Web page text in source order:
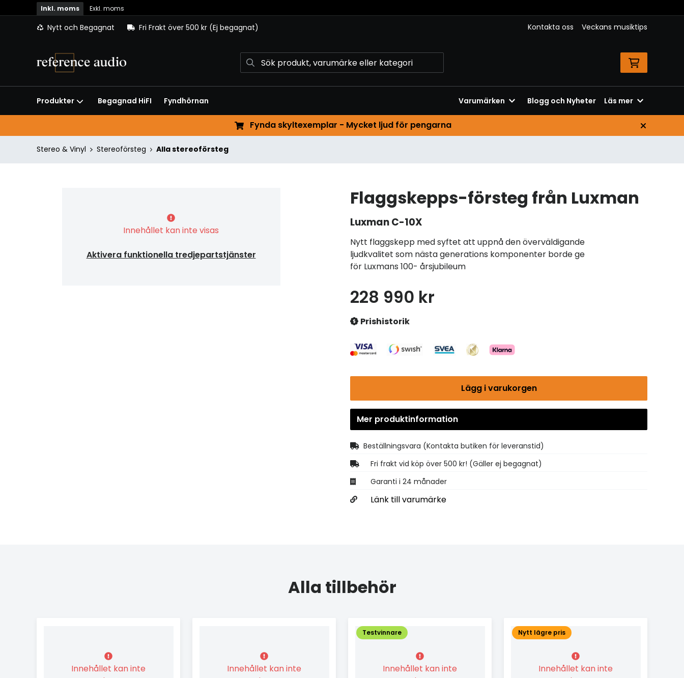
Inkl. moms Exkl. moms
Nytt och Begagnat Fri Frakt över 500 kr (Ej begagnat) Kontakta oss Veckans musiktips
Produkter Begagnad HiFI Fyndhörnan Varumärken Blogg och Nyheter Läs mer
Fynda skyltexemplar - Mycket ljud för pengarna
Stereo & Vinyl Stereoförsteg Alla stereoförsteg
Innehållet kan inte visas
Aktivera funktionella tredjepartstjänster
Flaggskepps-försteg från Luxman
LuxmanC-10X
Nytt flaggskepp med syftet att uppnå den överväldigande
ljudkvalitet som nästa generations komponenter borde ge
för Luxmans 100- årsjubileum
228 990 kr
Prishistorik
Lägg i varukorgen
Mer produktinformation
Beställningsvara (Kontakta butiken för leveranstid)
Fri frakt vid köp över 500 kr! (Gäller ej begagnat)
Garanti i 24 månader
Länk till varumärke
Alla tillbehör
Innehållet kan inte
Innehållet kan inte
Testvinnare
Innehållet kan inte
Nytt lägre pris
Innehållet kan inte